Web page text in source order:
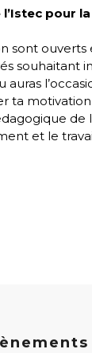
RH
English
1ère
pour
sont ouverts
souhaitant
auras
ta
de
et le